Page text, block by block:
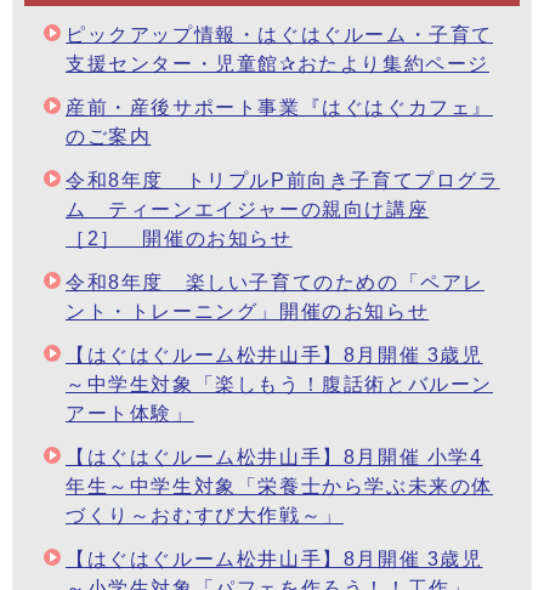
ピックアップ情報・はぐはぐルーム・子育て
支援センター・児童館✰おたより集約ページ
産前・産後サポート事業『はぐはぐカフェ』
のご案内
令和8年度 トリプルP前向き子育てプログラ
ム ティーンエイジャーの親向け講座
［2］ 開催のお知らせ
令和8年度 楽しい子育てのための「ペアレ
ント・トレーニング」開催のお知らせ
【はぐはぐルーム松井山手】8月開催 3歳児
～中学生対象「楽しもう！腹話術とバルーン
アート体験」
【はぐはぐルーム松井山手】8月開催 小学4
年生～中学生対象「栄養士から学ぶ未来の体
づくり～おむすび大作戦～」
【はぐはぐルーム松井山手】8月開催 3歳児